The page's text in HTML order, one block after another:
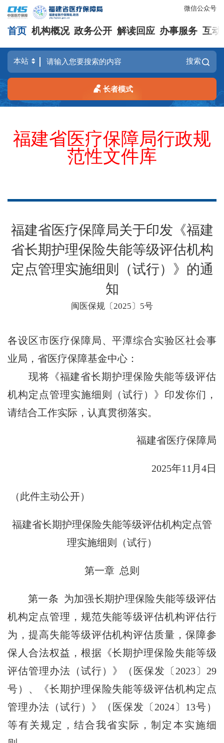
微信公众号
首页 机构概况 政务公开 解读回应 办事服务 互动
搜索
长者模式
福建省医疗保障局行政规
范性文件库
福建省医疗保障局关于印发《福建
省长期护理保险失能等级评估机构
定点管理实施细则（试行）》的通
知
闽医保规〔2025〕5号
各设区市医疗保障局、平潭综合实验区社会事
业局，省医疗保障基金中心：
现将《福建省长期护理保险失能等级评估
机构定点管理实施细则（试行）》印发你们，
请结合工作实际，认真贯彻落实。
福建省医疗保障局
2025年11月4日
（此件主动公开）
福建省长期护理保险失能等级评估机构定点管
理实施细则（试行）
第一章 总则
第一条 为加强长期护理保险失能等级评估
机构定点管理，规范失能等级评估机构评估行
为，提高失能等级评估机构评估质量，保障参
保人合法权益，根据《长期护理保险失能等级
评估管理办法（试行）》（医保发〔2023〕29
号）、《长期护理保险失能等级评估机构定点
管理办法（试行）》（医保发〔2024〕13号）
等有关规定，结合我省实际，制定本实施细